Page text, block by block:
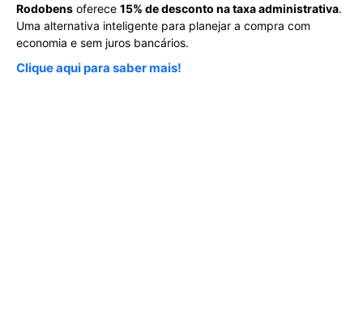
Rodobens oferece 15% de desconto na taxa administrativa.
Uma alternativa inteligente para planejar a compra com
economia e sem juros bancários.
Clique aqui para saber mais!